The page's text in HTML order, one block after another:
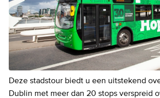
Deze stadstour biedt u een uitstekend
Dublin met meer dan 20 stops verspreid